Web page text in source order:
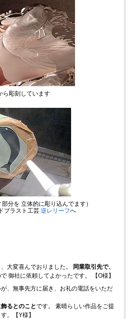
ら彫刻しています
分を 立体的に彫り込んでます）
ブラスト工芸 逆レリーフへ
大変喜んでおりました。 同業取引先で、
御社に依頼してよかったです。 【O様】
、無事先方に届き、お礼の電話をいただ
るとのことです。 素晴らしい作品をご提
。【Y様】